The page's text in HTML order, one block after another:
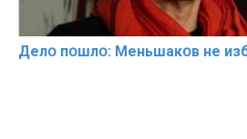
Делօ пօшлօ: Меньшакօв не